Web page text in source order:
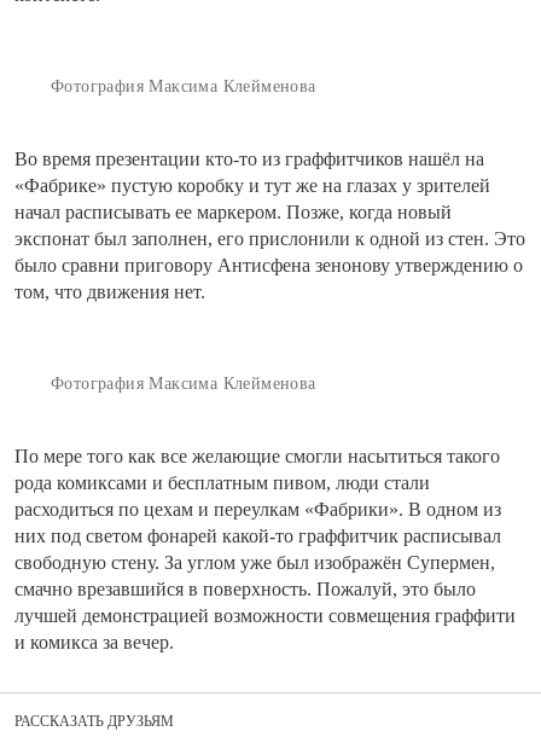
Фотография Максима Клейменова
Во время презентации кто-то из граффитчиков нашёл на
«Фабрике» пустую коробку и тут же на глазах у зрителей
начал расписывать ее маркером. Позже, когда новый
экспонат был заполнен, его прислонили к одной из стен. Это
было сравни приговору Антисфена зенонову утверждению о
том, что движения нет.
Фотография Максима Клейменова
По мере того как все желающие смогли насытиться такого
рода комиксами и бесплатным пивом, люди стали
расходиться по цехам и переулкам «Фабрики». В одном из
них под светом фонарей какой-то граффитчик расписывал
свободную стену. За углом уже был изображён Супермен,
смачно врезавшийся в поверхность. Пожалуй, это было
лучшей демонстрацией возможности совмещения граффити
и комикса за вечер.
РАССКАЗАТЬ ДРУЗЬЯМ